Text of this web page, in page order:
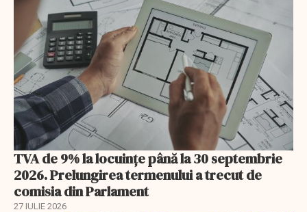
TVA de 9% la locuințe până la 30 septembrie
2026. Prelungirea termenului a trecut de
comisia din Parlament
27 IULIE 2026